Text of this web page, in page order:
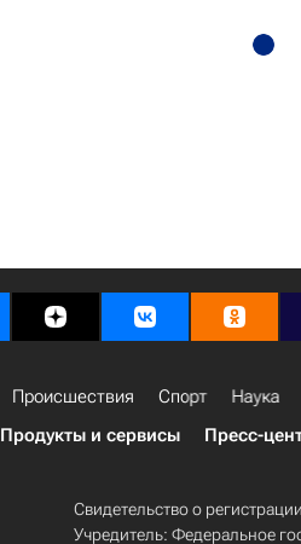
Происшествия Спорт Наука
Продукты и сервисы Пресс-
Свидетельство о
Учредитель: Федеральное